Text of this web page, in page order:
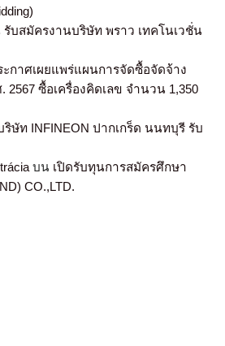
รับสมัครงานบริษัท พราว เทคโนเวชั่น
ะกาศเผยแพร่แผนการจัดซื้อจัดจ้าง
ซื้อเครื่องคิดเลข จำนวน 1,350
ริษัท INFINEON ปากเกร็ด นนทบุรี รับ
บน เปิดรับทุนการสมัครศึกษา
CO.,LTD.